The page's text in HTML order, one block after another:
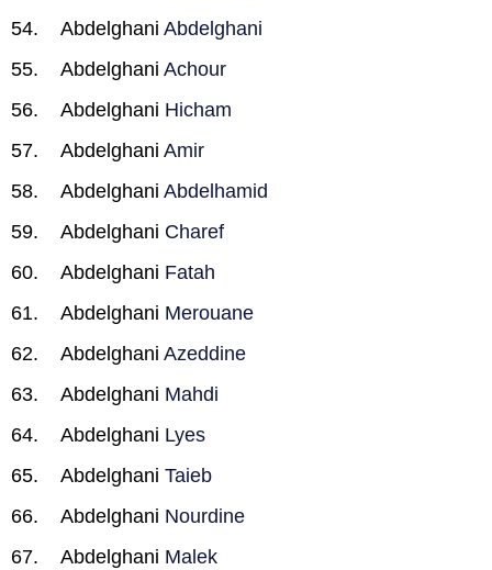
Abdelghani Abdelghani
Abdelghani Achour
Abdelghani Hicham
Abdelghani Amir
Abdelghani Abdelhamid
Abdelghani Charef
Abdelghani Fatah
Abdelghani Merouane
Abdelghani Azeddine
Abdelghani Mahdi
Abdelghani Lyes
Abdelghani Taieb
Abdelghani Nourdine
Abdelghani Malek